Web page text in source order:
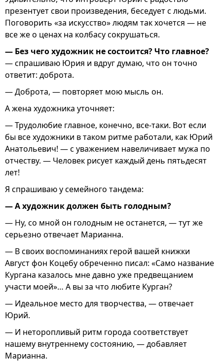
презентует свои произведения, беседует с людьми.
Поговорить «за искусство» людям так хочется — не
все же о ценах на колбасу сокрушаться.
— Без чего художник не состоится? Что главное?
— спрашиваю Юрия и вдруг думаю, что он точно
ответит: доброта.
— Доброта, — повторяет мою мысль он.
А жена художника уточняет:
— Трудолюбие главное, конечно, все-таки. Вот если
бы все художники в таком ритме работали, как Юрий
Анатольевич! — с уважением навеличивает мужа по
отчеству. — Человек рисует каждый день пятьдесят
лет!
Я спрашиваю у семейного тандема:
— А художник должен быть голодным?
— Ну, со мной он голодным не останется, — тут же
серьезно отвечает Марианна.
— В своих воспоминаниях герой вашей книжки
Август фон Коцебу обреченно писал: «Само название
Кургана казалось мне давно уже предвещанием
участи моей»… А вы за что любите Курган?
— Идеальное место для творчества, — отвечает
Юрий.
— И неторопливый ритм города соответствует
нашему внутреннему состоянию, — добавляет
Марианна.